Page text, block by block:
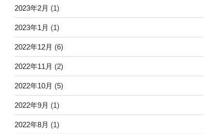
2023年2月 (1)
2023年1月 (1)
2022年12月 (6)
2022年11月 (2)
2022年10月 (5)
2022年9月 (1)
2022年8月 (1)